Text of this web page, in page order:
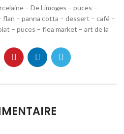
– De Limoges – puces –
flan – panna cotta – dessert – café –
– puces – flea market – art de la